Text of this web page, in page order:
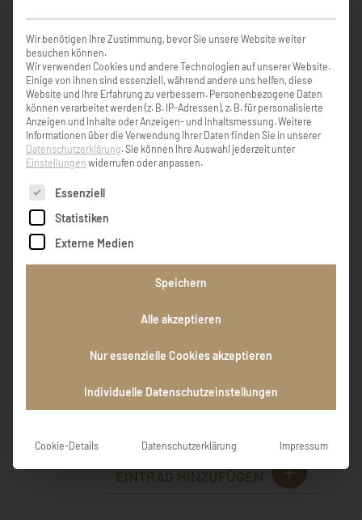
KONDOLENZBUCH ( 5 )
Herzliches Beilied, liebe Evi, von Deiner
Schulfreundin Irene
Werte Trauerfamilie Wenn man einen
geliebten Menschen verliert, gewinnt man
einen Schutzengel dazu. Menschen, die wir
Spuren in unseren Herzen und das Schönste,
was ein Mensch hinterlassen kann, ist ein
denken. Unser Aufrichtiges Beileid Fam.
EINTRAG HINZUFÜGEN
Wir benötigen Ihre Zustimmung, bevor Sie unsere Website weiter
besuchen können.
Wir verwenden Cookies und andere Technologien auf unserer Website.
Einige von ihnen sind essenziell, während andere uns helfen, diese
Website und Ihre Erfahrung zu verbessern. Personenbezogene Daten
können verarbeitet werden (z. B. IP-Adressen), z. B. für personalisierte
Anzeigen und Inhalte oder Anzeigen- und Inhaltsmessung.Weitere
Informationen über die Verwendung Ihrer Daten finden Sie in unserer
Datenschutzerklärung.Sie können Ihre Auswahl jederzeit unter
Einstellungen widerrufen oder anpassen.
Es folgt eine Liste der Service-Gruppen, für die eine
Essenziell
Statistiken
Externe Medien
Speichern
Alle akzeptieren
Nur essenzielle Cookies akzeptieren
Individuelle Datenschutzeinstellungen
Cookie-Details Datenschutzerklärung Impressum